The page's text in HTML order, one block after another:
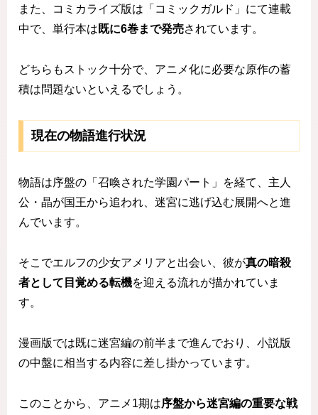
また、コミカライズ版は「コミックガルド」にて連載
中で、単行本は 既に6巻まで発売されています。
どちらもストック十分で、アニメ化に必要な原作の蓄
積は問題ないといえるでしょう。
現在の物語進行状況
物語は序盤の「召喚された学園パート」を経て、主人
公・晶が国王から追われ、迷宮に逃げ込む展開へと進
んでいます。
そこでエルフの少女アメリアと出会い、彼が真の暗殺
者として目覚める転機を迎える流れが描かれていま
す。
漫画版では既に迷宮編の前半まで進んでおり、小説版
の中盤に相当する内容に差し掛かっています。
このことから、アニメ1期は序盤から迷宮編の重要な戦